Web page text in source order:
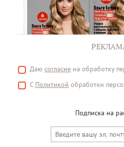
Даю согласие на обработку
С Политикой обработки
Подписка на